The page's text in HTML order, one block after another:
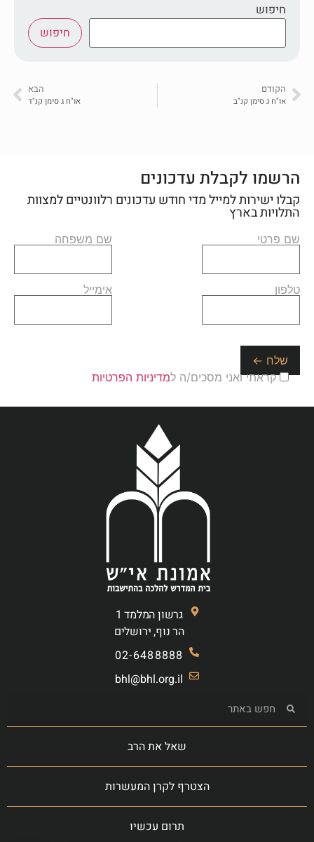
חיפוש
חיפוש
הקודם
או"ח ג סימן קנ"ב
הבא
או"ח ג סימן קנ"ד
הרשמו לקבלת עדכונים
קבלו ישירות למייל מדי חודש עדכונים רלוונטיים למצוות
התלויות בארץ
שם פרטי שם משפחה
טלפון אימייל
קראתי ואני מסכים/ה למדיניות הפרטיות
גרשון המלמד 1
הר נוף, ירושלים
02-6488888
bhl@bhl.org.il
שאל את הרב
הצטרף לקרן המעשרות
תרום עכשיו